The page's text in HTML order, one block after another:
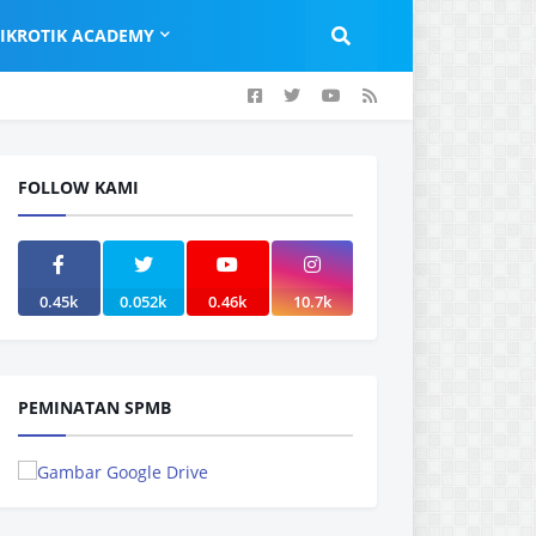
ACADEMY
FOLLOW KAMI
0.45k 0.052k 0.46k 10.7k
PEMINATAN SPMB